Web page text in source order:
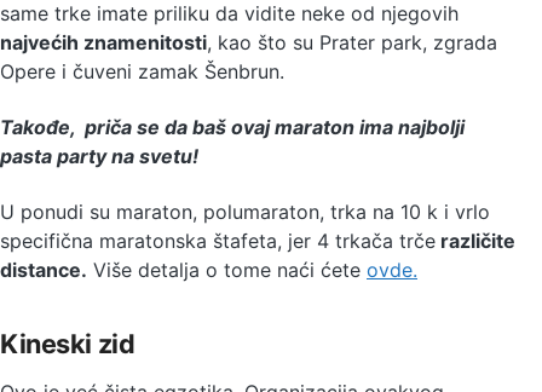
same trke imate priliku da vidite neke od njegovih
najvećih znamenitosti, kao što su Prater park, zgrada
Opere i čuveni zamak Šenbrun.
Takođe, priča se da baš ovaj maraton ima najbolji
pasta party na svetu!
U ponudi su maraton, polumaraton, trka na 10 k i vrlo
specifična maratonska štafeta, jer 4 trkača trče različite
distance. Više detalja o tome naći ćete ovde.
Kineski zid